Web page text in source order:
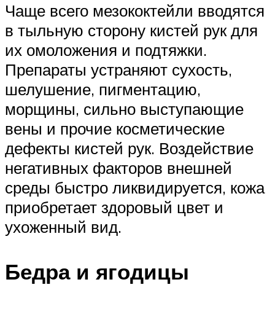
Чаще всего мезококтейли вводятся
в тыльную сторону кистей рук для
их омоложения и подтяжки.
Препараты устраняют сухость,
шелушение, пигментацию,
морщины, сильно выступающие
вены и прочие косметические
дефекты кистей рук. Воздействие
негативных факторов внешней
среды быстро ликвидируется, кожа
приобретает здоровый цвет и
ухоженный вид.
Бедра и ягодицы